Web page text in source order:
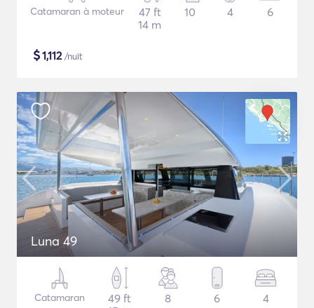
Catamaran à moteur
47 ft
14 m
10 4 6
$1,112/nuit
Luna 49
Catamaran
49 ft
8 6 4